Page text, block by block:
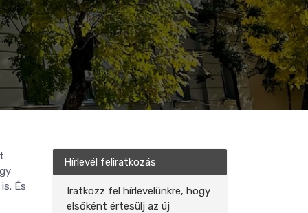
És
Hírlevél feliratkozás
Iratkozz fel hírlevelünkre, hogy
elsőként értesülj az új